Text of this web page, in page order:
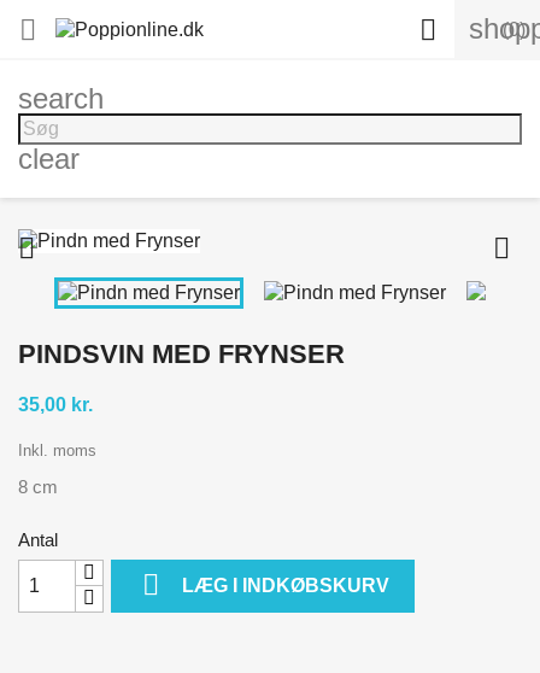
 (0)

search
clear
 
PINDSVIN MED FRYNSER
35,00 kr.
Inkl. moms
8 cm
Antal
 LÆG I INDKØBSKURV